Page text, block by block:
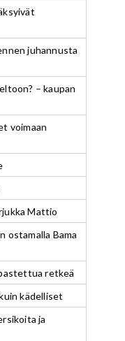
juhannusta
– kaupan
voimaan
Mattio
ostamalla Bama
retkeä
kädelliset
ja